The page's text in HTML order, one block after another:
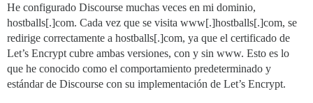
He configurado Discourse muchas veces en mi dominio,
hostballs[.]com. Cada vez que se visita www[.]hostballs[.]com, se
redirige correctamente a hostballs[.]com, ya que el certificado de
Let’s Encrypt cubre ambas versiones, con y sin www. Esto es lo
que he conocido como el comportamiento predeterminado y
estándar de Discourse con su implementación de Let’s Encrypt.